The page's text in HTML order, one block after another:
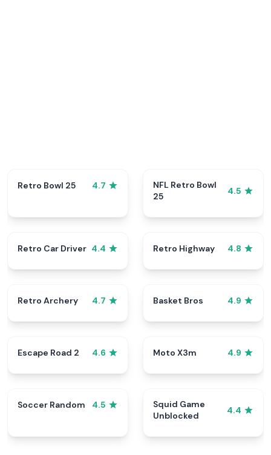
Retro Bowl 25 4.7
NFL Retro Bowl
25
4.5
Retro Car Driver 4.4 Retro Highway 4.8
Retro Archery 4.7 Basket Bros 4.9
Escape Road 2 4.6 Moto X3m 4.9
Soccer Random 4.5
Squid Game
Unblocked
4.4